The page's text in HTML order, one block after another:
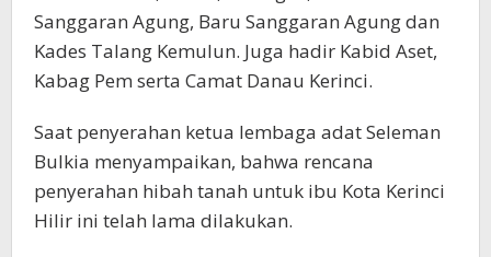
Sanggaran Agung, Baru Sanggaran Agung dan
Kades Talang Kemulun. Juga hadir Kabid Aset,
Kabag Pem serta Camat Danau Kerinci.
Saat penyerahan ketua lembaga adat Seleman
Bulkia menyampaikan, bahwa rencana
penyerahan hibah tanah untuk ibu Kota Kerinci
Hilir ini telah lama dilakukan.